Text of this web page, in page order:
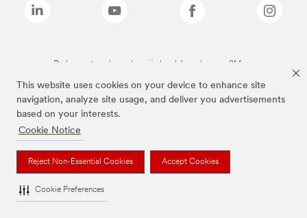
This website uses cookies on your device to enhance site
navigation, analyze site usage, and deliver you advertisements
based on your interests.
Cookie Notice
Reject Non-Essential Cookies Accept Cookies
Cookie Preferences
De bovenstaande merken zijn handelsmerken van 3M.we